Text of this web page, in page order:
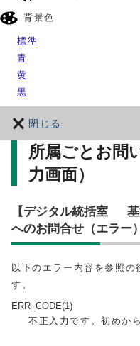
背景色
標準
青
黄
黒
閉じる
所属ごとお問
力画面）
【デジタル統括室 基
へのお問合せ（エラー）
以下のエラー内容を参照の
す。
ERR_CODE(1)
不正入力です。初めか